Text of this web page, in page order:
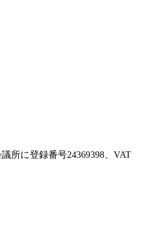
所に登録番号24369398、VAT